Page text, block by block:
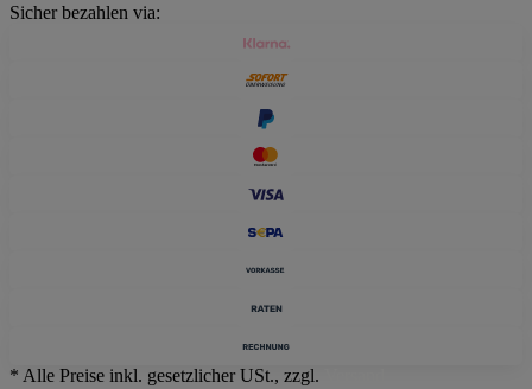
Sicher bezahlen via:
* Alle Preise inkl. gesetzlicher USt., zzgl.